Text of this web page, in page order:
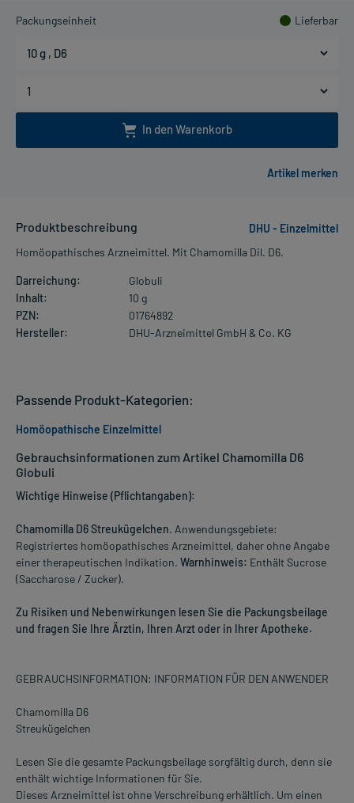
Packungseinheit Lieferbar
In den Warenkorb
Produktbeschreibung
DHU - Einzelmittel
Homöopathisches Arzneimittel. Mit Chamomilla Dil. D6.
Darreichung:
Globuli
Inhalt:
10 g
PZN:
01764892
Hersteller:
DHU-Arzneimittel GmbH & Co. KG
Gebrauchsinformationen zum Artikel Chamomilla D6
Globuli
Wichtige Hinweise (Pflichtangaben):
Chamomilla D6 Streukügelchen. Anwendungsgebiete:
Registriertes homöopathisches Arzneimittel, daher ohne Angabe
einer therapeutischen Indikation. Warnhinweis: Enthält Sucrose
(Saccharose / Zucker).
Zu Risiken und Nebenwirkungen lesen Sie die Packungsbeilage
und fragen Sie Ihre Ärztin, Ihren Arzt oder in Ihrer Apotheke.
GEBRAUCHSINFORMATION: INFORMATION FÜR DEN ANWENDER
Chamomilla D6
Streukügelchen
Lesen Sie die gesamte Packungsbeilage sorgfältig durch, denn sie
enthält wichtige Informationen für Sie.
Dieses Arzneimittel ist ohne Verschreibung erhältlich. Um einen
Passende Produkt-Kategorien:
Homöopathische Einzelmittel